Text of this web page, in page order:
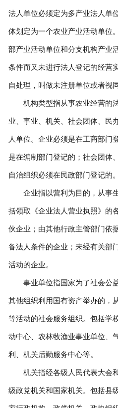
法人单位必须定为多产业法人单
体划定为一个农业产业活动单位
部产业活动单位和分支机构产业
条件而又未进行法人登记的经营
自处理，叫做未注册单位或者视
机构类型指从事农业经营的
业、事业、机关、社会团体、民
人单位。企业必须是在工商部门
是在编制部门登记的；社会团体
自治组织必须在民政部门登记的。
企业指以营利为目的，从事
括领取《企业法人营业执照》的
伙企业；由其他行政主管部门依
备法人条件的企业；未经有关部
活动的企业。
事业单位指国家为了社会公
其他组织利用国有资产举办的，
等活动的社会服务组织。包括学
动中心、农林牧渔业事业单位、
利、机关后勤服务中心等。
机关指经各级人民代表大会
级政党机关和国家机关。包括县